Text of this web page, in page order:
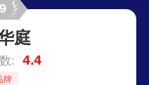
庭
: 4.4
牌